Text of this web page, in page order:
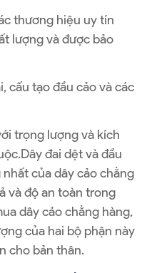
thương hiệu uy tín
lượng và được bảo
cấu tạo đầu cảo và các
trọng lượng và kích
đai dệt và đầu
của dây cảo chằng
và độ an toàn trong
dây cảo chằng hàng,
của hai bộ phận này
cho bản thân.